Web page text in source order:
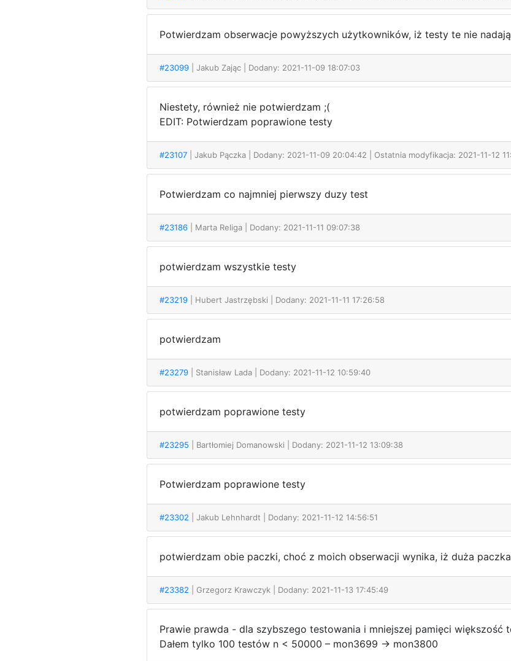
Potwierdzam obserwacje powyższych użytkowników, iż testy te nie
#23099 | Jakub Zając | Dodany: 2021-11-09 18:07:03
Niestety, również nie potwierdzam ;(
EDIT: Potwierdzam poprawione testy
#23107 | Jakub Pączka | Dodany: 2021-11-09 20:04:42 | Ostatnia modyfikacja: 2021-11-12
Potwierdzam co najmniej pierwszy duzy test
#23186 | Marta Religa | Dodany: 2021-11-11 09:07:38
potwierdzam wszystkie testy
#23219 | Hubert Jastrzębski | Dodany: 2021-11-11 17:26:58
potwierdzam
#23279 | Stanisław Lada | Dodany: 2021-11-12 10:59:40
potwierdzam poprawione testy
#23295 | Bartłomiej Domanowski | Dodany: 2021-11-12 13:09:38
Potwierdzam poprawione testy
#23302 | Jakub Lehnhardt | Dodany: 2021-11-12 14:56:51
potwierdzam obie paczki, choć z moich obserwacji wynika, iż duża
#23382 | Grzegorz Krawczyk | Dodany: 2021-11-13 17:45:49
Prawie prawda - dla szybszego testowania i mniejszej pamięci większość
Dałem tylko 100 testów n < 50000 – mon3699 → mon3800